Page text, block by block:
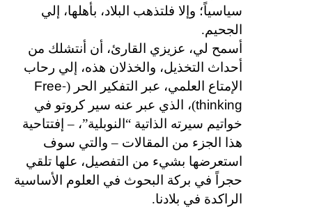
سياسياً؛ وإلا فلتذهب البلاد، بأهلها، إلي
الجحيم.
أسمح لي، عزيزي القارئ، أن أنتشلك من
أحداث التخذيل، والخذلان هذه، إلي رحاب
الإمتاع العلمي، عبر التفكير الحر (Free-
thinking)، الذي عبر عنه سير كروتو في
خواتيم سيرته الذاتية “النوبلية”، – إفتتاحية
هذا الجزء من المقالات – والتي سوف
استعرضها بشيء من التفصيل، علها تلقي
حجراً في بركة البحوث في العلوم الأساسية
الراكدة في بلادنا.